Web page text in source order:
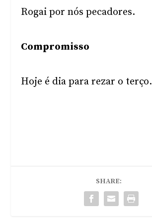
Rogai por nós pecadores.
Compromisso
Hoje é dia para rezar o terço.
SHARE: